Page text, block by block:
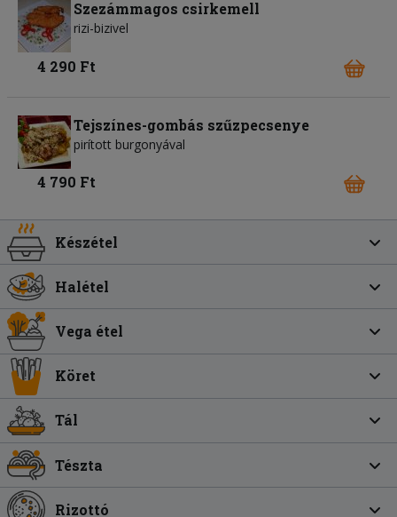
Szezámmagos csirkemell
rizi-bizivel
4 290 Ft
Tejszínes-gombás szűzpecsenye
pirított burgonyával
4 790 Ft
Készétel
Halétel
Vega étel
Köret
Tál
Tészta
Rizottó